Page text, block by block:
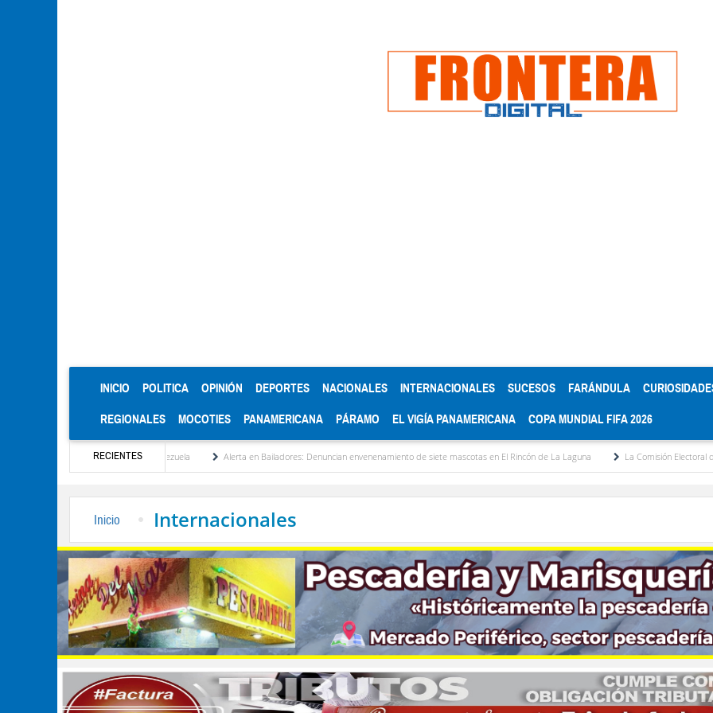
INICIO (CURRENT)
POLITICA OPINIÓN DEPORTES NACIONALES INTERNACIONALES SUCESOS FARÁNDULA
REGIONALES MOCOTIES PANAMERICANA PÁRAMO EL VIGÍA PANAMERICANA COPA MUNDIAL FIFA 2026
RECIENTES
de Venezuela Alerta en Bailadores: Denuncian envenenamiento de siete mascotas en El Rincón de La Laguna La Comisión Electoral del Colegio de
Inicio Internacionales